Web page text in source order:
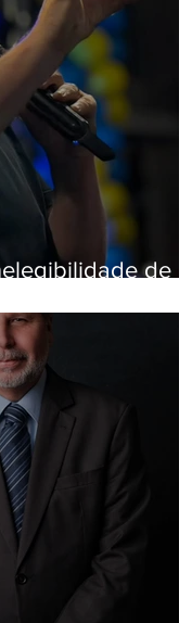
de